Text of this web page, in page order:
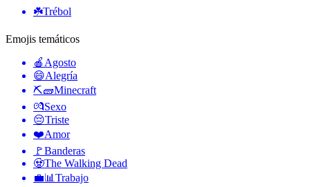
☘️Trébol
Emojis temáticos
🍎 Agosto
😄Alegría
⛏🧱Minecraft
💏Sexo
😔Triste
❤️Amor
🚩Banderas
🧟The Walking Dead
💼📊 Trabajo